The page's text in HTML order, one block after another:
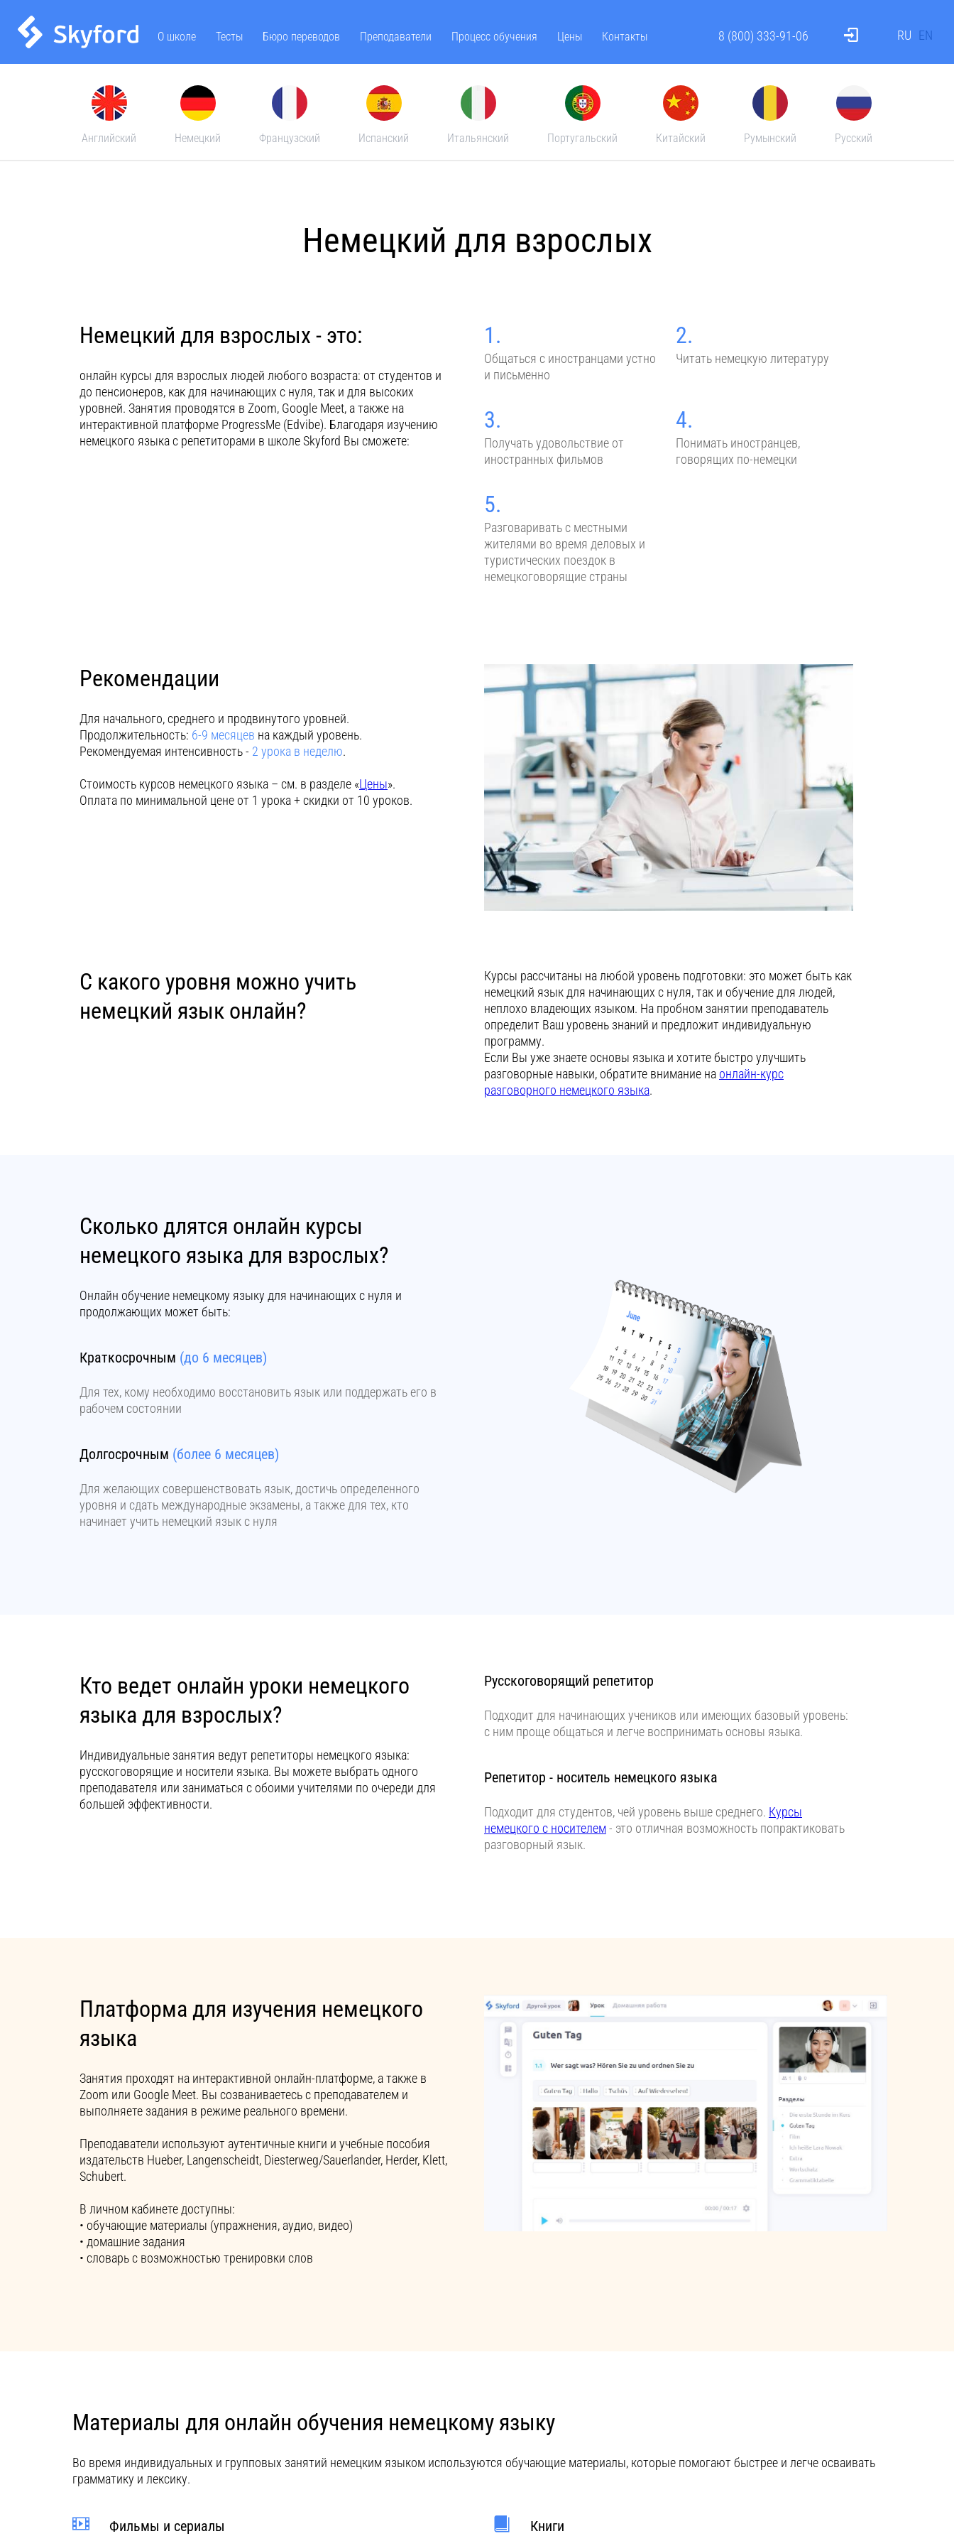
О школе Тесты Бюро переводов Преподаватели Процесс обучения Цены Контакты 8 (800) 333-91-06 RU EN
Английский Немецкий Французский Испанский Итальянский Португальский Китайский Румынский Русский
Немецкий для взрослых
Немецкий для взрослых - это:
онлайн курсы для взрослых людей любого возраста: от студентов и
до пенсионеров, как для начинающих с нуля, так и для высоких
уровней. Занятия проводятся в Zoom, Google Meet, а также на
интерактивной платформе ProgressMe (Edvibe). Благодаря изучению
немецкого языка с репетиторами в школе Skyford Вы сможете:
1.
Общаться с иностранцами устно
и письменно
2.
Читать немецкую литературу
3.
Получать удовольствие от
иностранных фильмов
4.
Понимать иностранцев,
говорящих по-немецки
5.
Разговаривать с местными
жителями во время деловых и
туристических поездок в
немецкоговорящие страны
Рекомендации
Для начального, среднего и продвинутого уровней.
Продолжительность: 6-9 месяцев на каждый уровень.
Рекомендуемая интенсивность - 2 урока в неделю.
Стоимость курсов немецкого языка – см. в разделе «Цены».
Оплата по минимальной цене от 1 урока + скидки от 10 уроков.
С какого уровня можно учить
немецкий язык онлайн?
Курсы рассчитаны на любой уровень подготовки: это может быть как
немецкий язык для начинающих с нуля, так и обучение для людей,
неплохо владеющих языком. На пробном занятии преподаватель
определит Ваш уровень знаний и предложит индивидуальную
программу.
Если Вы уже знаете основы языка и хотите быстро улучшить
разговорные навыки, обратите внимание на онлайн-курс
разговорного немецкого языка.
Сколько длятся онлайн курсы
немецкого языка для взрослых?
Онлайн обучение немецкому языку для начинающих с нуля и
продолжающих может быть:
Краткосрочным (до 6 месяцев)
Для тех, кому необходимо восстановить язык или поддержать его в
рабочем состоянии
Долгосрочным (более 6 месяцев)
Для желающих совершенствовать язык, достичь определенного
уровня и сдать международные экзамены, а также для тех, кто
начинает учить немецкий язык с нуля
Кто ведет онлайн уроки немецкого
языка для взрослых?
Индивидуальные занятия ведут репетиторы немецкого языка:
русскоговорящие и носители языка. Вы можете выбрать одного
преподавателя или заниматься с обоими учителями по очереди для
большей эффективности.
Русскоговорящий репетитор
Подходит для начинающих учеников или имеющих базовый уровень:
с ним проще общаться и легче воспринимать основы языка.
Репетитор - носитель немецкого языка
Подходит для студентов, чей уровень выше среднего. Курсы
немецкого с носителем - это отличная возможность попрактиковать
разговорный язык.
Платформа для изучения немецкого
языка
Занятия проходят на интерактивной онлайн-платформе, а также в
Zoom или Google Meet. Вы созваниваетесь с преподавателем и
выполняете задания в режиме реального времени.
Преподаватели используют аутентичные книги и учебные пособия
издательств Hueber, Langenscheidt, Diesterweg/Sauerlander, Herder, Klett,
Schubert.
В личном кабинете доступны:
• обучающие материалы (упражнения, аудио, видео)
• домашние задания
• словарь с возможностью тренировки слов
Материалы для онлайн обучения немецкому языку
Во время индивидуальных и групповых занятий немецким языком используются обучающие материалы, которые помогают быстрее и легче осваивать
грамматику и лексику.
Фильмы и сериалы Книги